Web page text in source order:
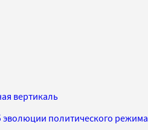
вертикаль
политического режима